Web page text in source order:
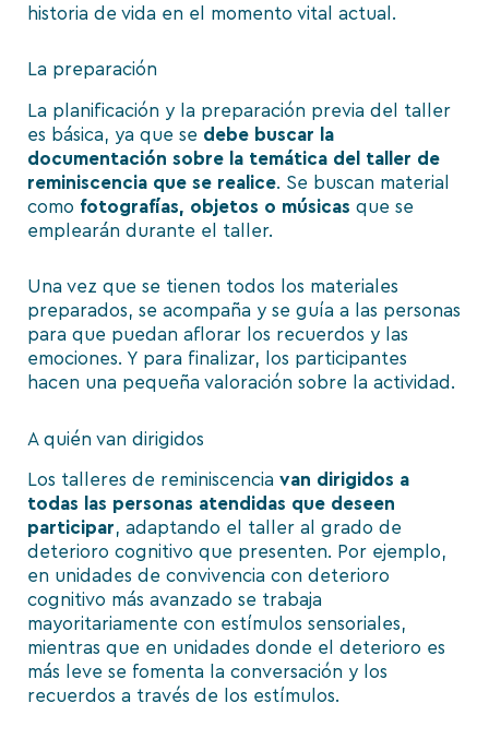
historia de vida en el momento vital actual.
La preparación
La planificación y la preparación previa del taller
es básica, ya que se debe buscar la
documentación sobre la temática del taller de
reminiscencia que se realice. Se buscan material
como fotografías, objetos o músicas que se
emplearán durante el taller.
Una vez que se tienen todos los materiales
preparados, se acompaña y se guía a las personas
para que puedan aflorar los recuerdos y las
emociones. Y para finalizar, los participantes
hacen una pequeña valoración sobre la actividad.
A quién van dirigidos
Los talleres de reminiscencia van dirigidos a
todas las personas atendidas que deseen
participar, adaptando el taller al grado de
deterioro cognitivo que presenten. Por ejemplo,
en unidades de convivencia con deterioro
cognitivo más avanzado se trabaja
mayoritariamente con estímulos sensoriales,
mientras que en unidades donde el deterioro es
más leve se fomenta la conversación y los
recuerdos a través de los estímulos.